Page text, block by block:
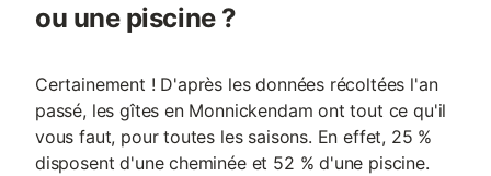
ou une piscine ?
Certainement ! D'après les données récoltées l'an
passé, les gîtes en Monnickendam ont tout ce qu'il
vous faut, pour toutes les saisons. En effet, 25 %
disposent d'une cheminée et 52 % d'une piscine.